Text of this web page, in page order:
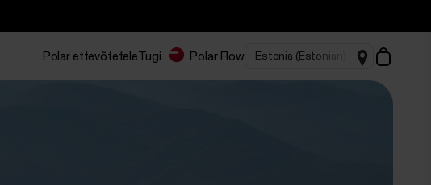
Polar ettevõteteleTugi Polar Flow